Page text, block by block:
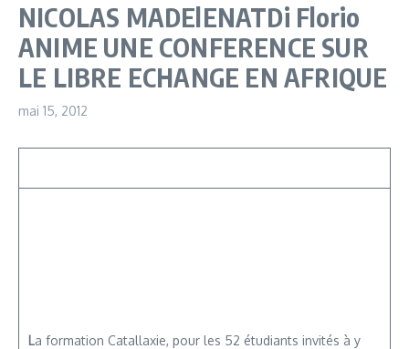
NICOLAS MADElENATDi Florio
ANIME UNE CONFERENCE SUR
LE LIBRE ECHANGE EN AFRIQUE
mai 15, 2012
La formation Catallaxie, pour les 52 étudiants invités à y